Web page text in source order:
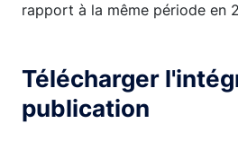
rapport à la même période en
Télécharger
publication